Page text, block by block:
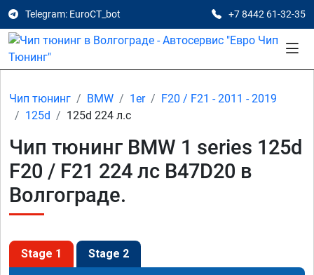
Telegram: EuroCT_bot +7 8442 61-32-35
Чип тюнинг BMW 1er
F20 / F21 - 2011 - 2019
125d
125d 224 л.с
Чип тюнинг BMW 1 series 125d
F20 / F21 224 лс B47D20 в
Волгограде.
Stage 1 Stage 2